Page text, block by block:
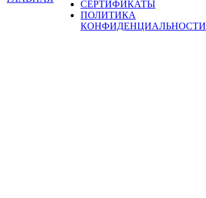
СЕРТИФИКАТЫ
ПОЛИТИКА
КОНФИДЕНЦИАЛЬНОСТИ